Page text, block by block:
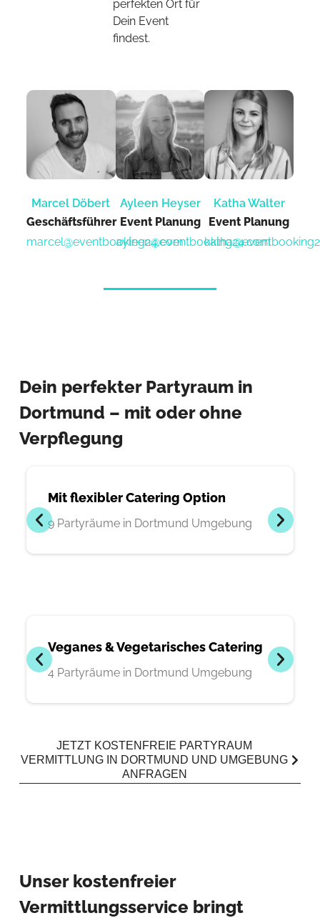
perfekten Ort für
Dein Event
findest.
Marcel Döbert
Geschäftsführer
marcel@eventbooking24.com
Ayleen Heyser
Event Planung​
ayleen@eventbooking24.com
Katha Walter
Event Planung​
Dein perfekter Partyraum in
Dortmund – mit oder ohne
Verpflegung
Mit flexibler Catering Option
9 Partyräume in Dortmund Umgebung
Veganes & Vegetarisches Catering
4 Partyräume in Dortmund Umgebung
JETZT KOSTENFREIE PARTYRAUM
VERMITTLUNG IN DORTMUND UND UMGEBUNG
ANFRAGEN
Unser kostenfreier
Vermittlungsservice bringt